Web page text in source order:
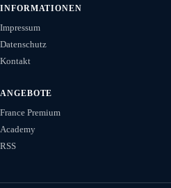
INFORMATIONEN
Impressum
Datenschutz
Kontakt
ANGEBOTE
France Premium
Academy
RSS